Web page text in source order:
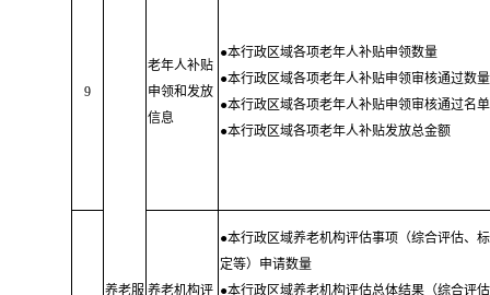
9
养老服
老年人补贴
申领和发放
信息
●本行政区域各项老年人补贴申领数量
●本行政区域各项老年人补贴申领审核通过数量
●本行政区域各项老年人补贴申领审核通过名单
●本行政区域各项老年人补贴发放总金额
养老机构评
●本行政区域养老机构评估事项（综合评估、
定等）申请数量
●本行政区域养老机构评估总体结果（综合评